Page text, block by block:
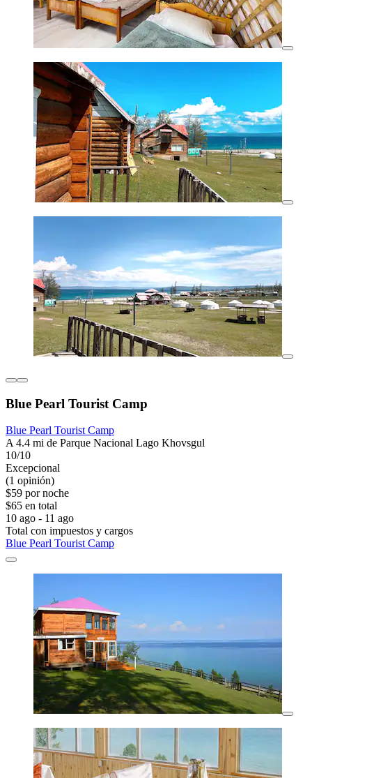
Blue Pearl Tourist Camp
Blue Pearl Tourist Camp
A 4.4 mi de Parque Nacional Lago Khovsgul
10/10
Excepcional
(1 opinión)
$59 por noche
$65 en total
10 ago - 11 ago
Total con impuestos y cargos
Blue Pearl Tourist Camp